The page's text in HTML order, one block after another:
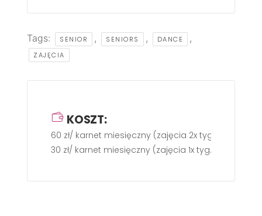
Tags: SENIOR , SENIORS , DANCE ,
ZAJĘCIA
KOSZT:
60 zł/ karnet miesięczny (zajęcia 2x tyg.)
30 zł/ karnet miesięczny (zajęcia 1x tyg.)